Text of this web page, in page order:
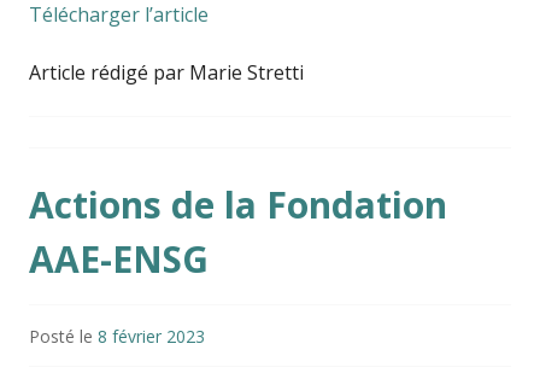
Télécharger l’article
Article rédigé par Marie Stretti
Actions de la Fondation
AAE-ENSG
Posté le 8 février 2023